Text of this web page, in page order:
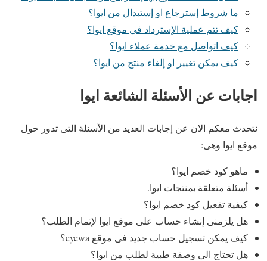
ما شروط إسترجاع او إستبدال من ايوا؟
كيف تتم عملية الإسترداد فى موقع ايوا؟
كيف اتواصل مع خدمة عملاء ايوا؟
كيف يمكن تغيير او إلغاء منتج من ايوا؟
اجابات عن الأسئلة الشائعة ايوا
نتحدث معكم الان عن إجابات العديد من الأسئلة التى تدور حول
موقع ايوا وهى:
ماهو كود خصم ايوا؟
أسئلة متعلقة بمنتجات ايوا.
كيفية تفعيل كود خصم ايوا؟
هل يلزمنى إنشاء حساب على موقع ايوا لإتمام الطلب؟
كيف يمكن تسجيل حساب جديد فى موقع eyewa؟
هل تحتاج الى وصفة طبية لطلب من ايوا؟